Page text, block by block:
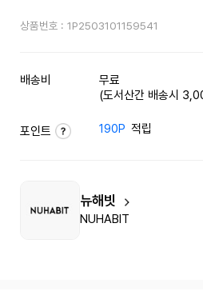
상품번호 : 1P2503101159541
배송비
무료
(도서산간 배송시
포인트 190P 적립
뉴해빗
NUHABIT